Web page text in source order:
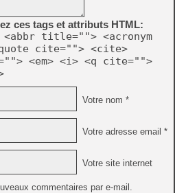
ces tags et attributs HTML:
title=""> <acronym
cite=""> <cite>
<em> <i> <q cite="">
Votre nom *
Votre adresse email *
Votre site internet
commentaires par e-mail.